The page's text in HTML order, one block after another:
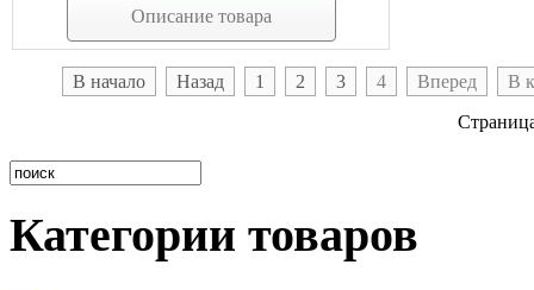
Описание товара
В начало Назад 1 2 3 4 Вперед
В
Категории товаров